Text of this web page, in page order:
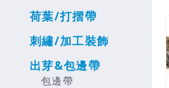
荷葉/打摺帶
刺繡/加工裝飾
出芽&包邊帶
包邊帶